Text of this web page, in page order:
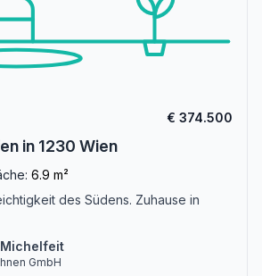
€ 374.500
in 1230 Wien
6.9 m²
des Südens. Zuhause in
GmbH